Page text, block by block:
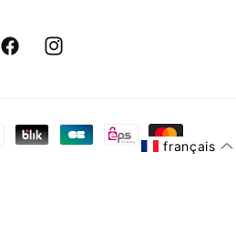
FacebookInstagram
français